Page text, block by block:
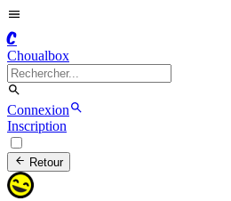
C
Choualbox
Connexion
Inscription
Retour